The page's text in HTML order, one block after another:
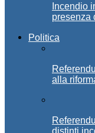
Incendio
presenza
Politica
alla
distinti